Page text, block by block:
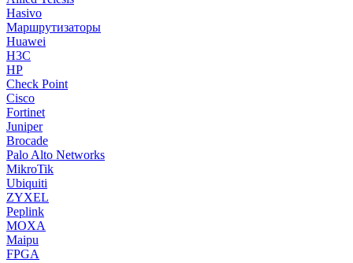
Hasivo
Маршрутизаторы
Huawei
H3C
HP
Check Point
Cisco
Fortinet
Juniper
Brocade
Palo Alto Networks
MikroTik
Ubiquiti
ZYXEL
Peplink
MOXA
Maipu
FPGA